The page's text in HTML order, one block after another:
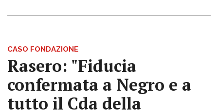
CASO FONDAZIONE
Rasero: "Fiducia
confermata a Negro e a
tutto il Cda della